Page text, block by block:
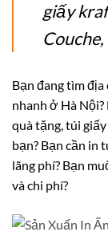
giấy
Bạn đang tìmđịa
nhanh ở Hà
quà tặng, túi
bạn? Bạn cần in
lãng phí? Bạn
và chi phí?